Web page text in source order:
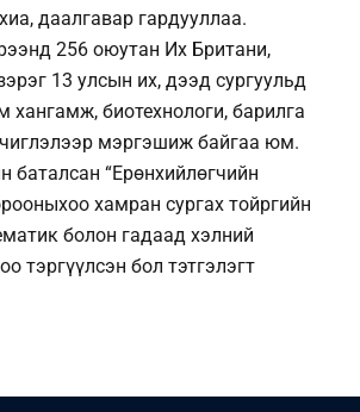
даалгавар гардууллаа.
256 оюутан Их Британи,
13 улсын их, дээд сургуульд
биотехнологи, барилга
чиглэлээр мэргэшиж байгаа юм.
баталсан “Ерөнхийлөгчийн
хамран сургах тойргийн
болон гадаад хэлний
тэргүүлсэн бол тэтгэлэгт